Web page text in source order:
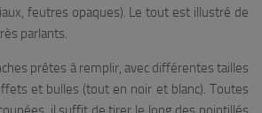
feutres opaques). Le tout est illustré de
parlants.
prêtes à remplir, avec différentes tailles
et bulles (tout en noir et blanc). Toutes